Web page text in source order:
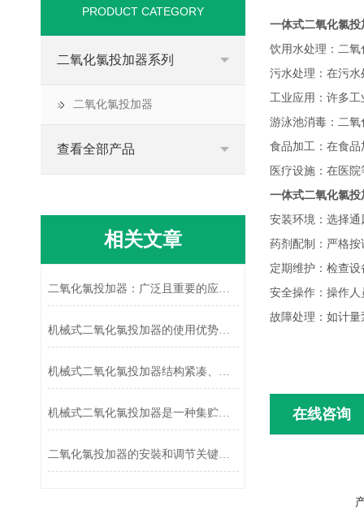
一体式二氧化氯投
饮用水处理：二
污水处理：在污
工业应用：许多
游泳池消毒：二
食品加工：在食
医疗设施：在医
一体式二氧化氯投
安装环境：选择
药剂配制：严格
定期维护：检查
安全操作：操作
故障处理：如计
在线咨询
PRODUCT CATEGORY
二氧化氯投加器系列
二氧化氯投加器
查看全部产品
相关文章
二氧化氯投加器：广泛且重要的应用之选
机械式二氧化氯投加器的使用优势有哪些？
机械式二氧化氯投加器结构紧凑、安全可靠
机械式二氧化氯投加器是一种集贮存、输送与自动控制于一体的成套设备
二氧化氯投加器的安裝和调节关键要点